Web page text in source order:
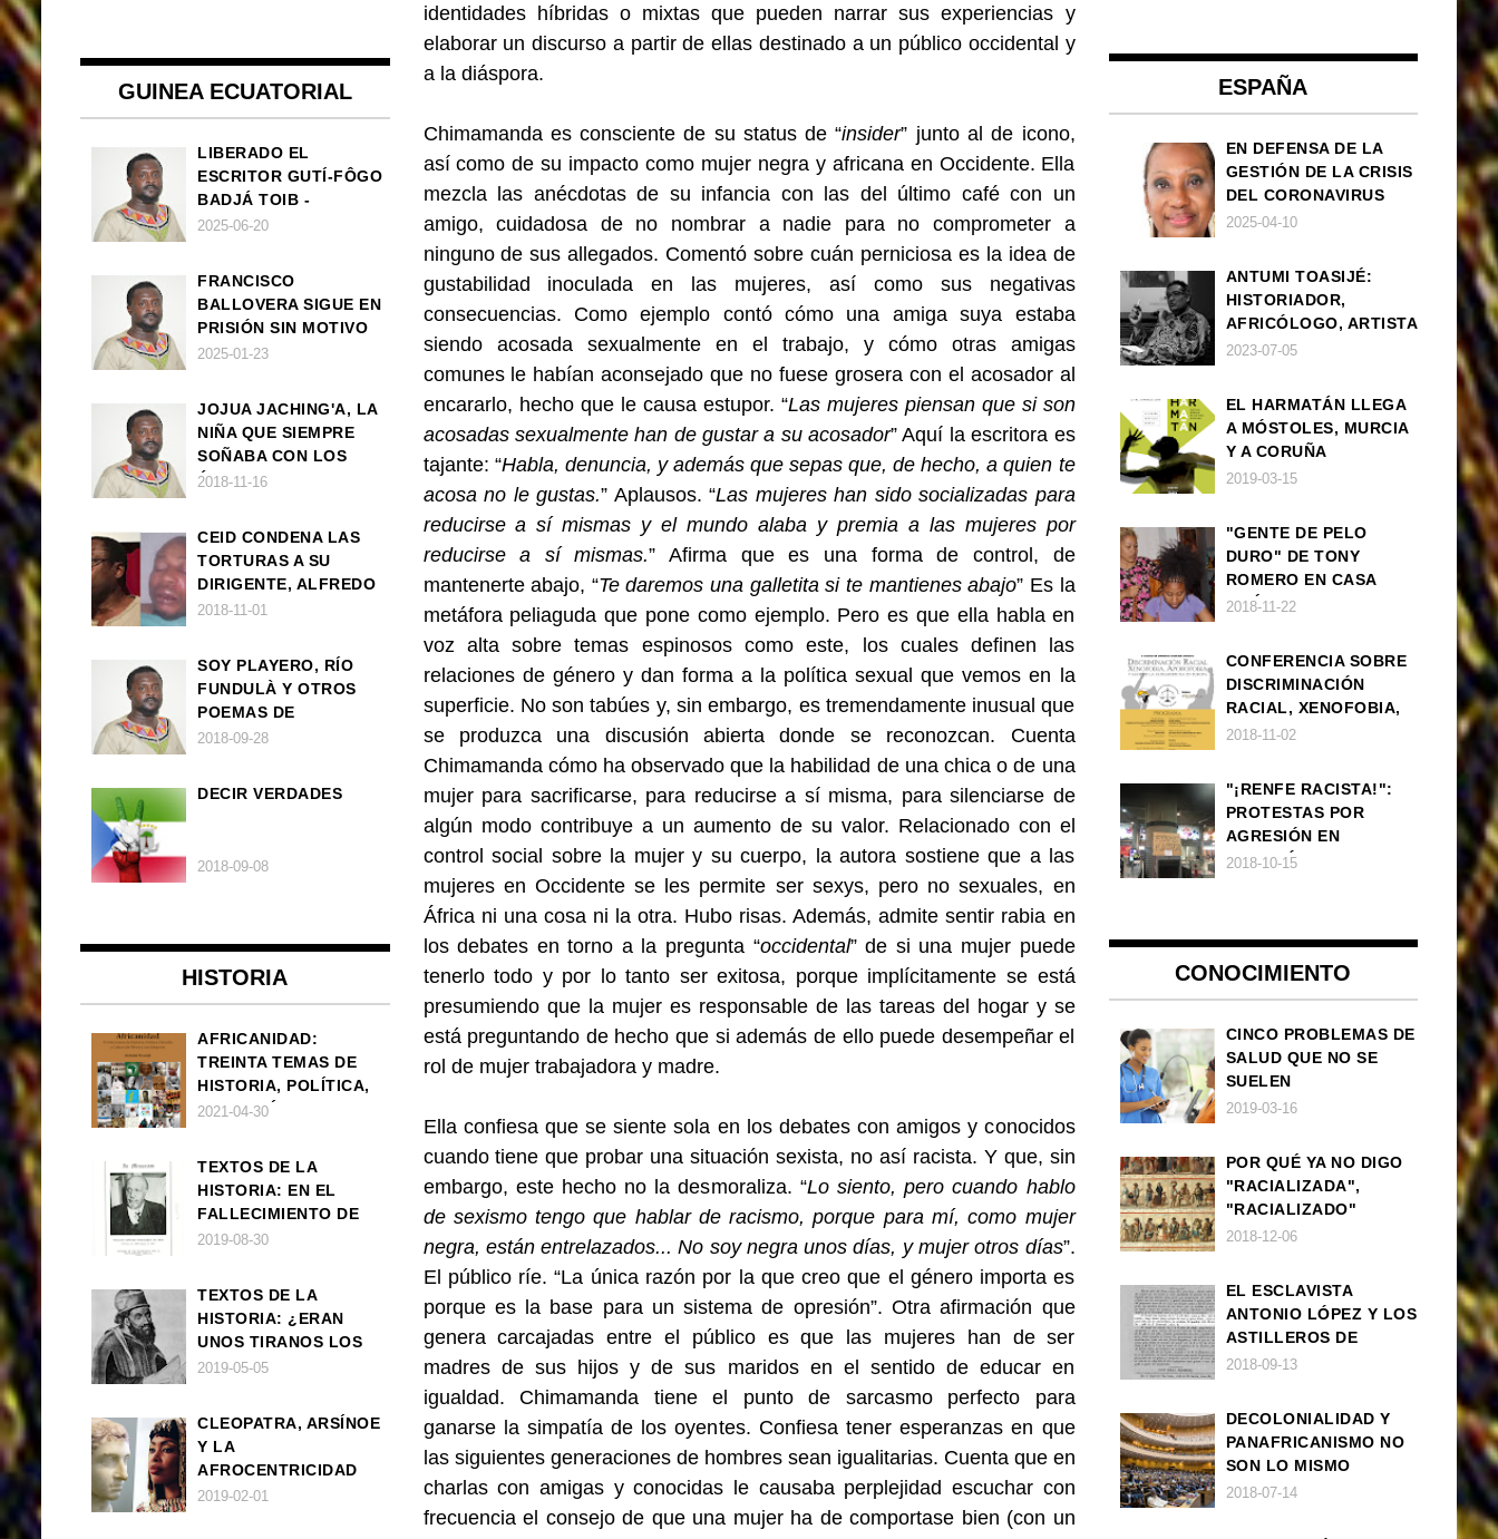
identidades híbridas o mixtas que pueden narrar sus experiencias y
elaborar un discurso a partir de ellas destinado a un público occidental y
a la diáspora.
Chimamanda es consciente de su status de “insider” junto al de icono,
así como de su impacto como mujer negra y africana en Occidente. Ella
mezcla las anécdotas de su infancia con las del último café con un
amigo, cuidadosa de no nombrar a nadie para no comprometer a
ninguno de sus allegados. Comentó sobre cuán perniciosa es la idea de
gustabilidad inoculada en las mujeres, así como sus negativas
consecuencias. Como ejemplo contó cómo una amiga suya estaba
siendo acosada sexualmente en el trabajo, y cómo otras amigas
comunes le habían aconsejado que no fuese grosera con el acosador al
encararlo, hecho que le causa estupor. “Las mujeres piensan que si son
acosadas sexualmente han de gustar a su acosador” Aquí la escritora es
tajante: “Habla, denuncia, y además que sepas que, de hecho, a quien te
acosa no le gustas.” Aplausos. “Las mujeres han sido socializadas para
reducirse a sí mismas y el mundo alaba y premia a las mujeres por
reducirse a sí mismas.” Afirma que es una forma de control, de
mantenerte abajo, “Te daremos una galletita si te mantienes abajo” Es la
metáfora peliaguda que pone como ejemplo. Pero es que ella habla en
voz alta sobre temas espinosos como este, los cuales definen las
relaciones de género y dan forma a la política sexual que vemos en la
superficie. No son tabúes y, sin embargo, es tremendamente inusual que
se produzca una discusión abierta donde se reconozcan. Cuenta
Chimamanda cómo ha observado que la habilidad de una chica o de una
mujer para sacrificarse, para reducirse a sí misma, para silenciarse de
algún modo contribuye a un aumento de su valor. Relacionado con el
control social sobre la mujer y su cuerpo, la autora sostiene que a las
mujeres en Occidente se les permite ser sexys, pero no sexuales, en
África ni una cosa ni la otra. Hubo risas. Además, admite sentir rabia en
los debates en torno a la pregunta “occidental” de si una mujer puede
tenerlo todo y por lo tanto ser exitosa, porque implícitamente se está
presumiendo que la mujer es responsable de las tareas del hogar y se
está preguntando de hecho que si además de ello puede desempeñar el
rol de mujer trabajadora y madre.
Ella confiesa que se siente sola en los debates con amigos y conocidos
cuando tiene que probar una situación sexista, no así racista. Y que, sin
embargo, este hecho no la desmoraliza. “Lo siento, pero cuando hablo
de sexismo tengo que hablar de racismo, porque para mí, como mujer
negra, están entrelazados... No soy negra unos días, y mujer otros días”.
El público ríe. “La única razón por la que creo que el género importa es
porque es la base para un sistema de opresión”. Otra afirmación que
genera carcajadas entre el público es que las mujeres han de ser
madres de sus hijos y de sus maridos en el sentido de educar en
igualdad. Chimamanda tiene el punto de sarcasmo perfecto para
ganarse la simpatía de los oyentes. Confiesa tener esperanzas en que
las siguientes generaciones de hombres sean igualitarias. Cuenta que en
charlas con amigas y conocidas le causaba perplejidad escuchar con
frecuencia el consejo de que una mujer ha de comportase bien (con un
GUINEA ECUATORIAL
LIBERADO EL
ESCRITOR GUTÍ-FÔGO
BADJÁ TOIB -
FRANCISCO
2025-06-20
FRANCISCO
BALLOVERA SIGUE EN
PRISIÓN SIN MOTIVO
ALGUNO
2025-01-23
JOJUA JACHING'A, LA
NIÑA QUE SIEMPRE
SOÑABA CON LOS
ÁNGELES (UN CUENTO
2018-11-16
CEID CONDENA LAS
TORTURAS A SU
DIRIGENTE, ALFREDO
OKENVE
2018-11-01
SOY PLAYERO, RÍO
FUNDULÀ Y OTROS
POEMAS DE
FRANCISCO
2018-09-28
DECIR VERDADES
2018-09-08
HISTORIA
AFRICANIDAD:
TREINTA TEMAS DE
HISTORIA, POLÍTICA,
FILOSOFÍA Y CULTURA
2021-04-30
TEXTOS DE LA
HISTORIA: EN EL
FALLECIMIENTO DE
W.E.B. DU BOIS
2019-08-30
TEXTOS DE LA
HISTORIA: ¿ERAN
UNOS TIRANOS LOS
FARAONES?
2019-05-05
CLEOPATRA, ARSÍNOE
Y LA
AFROCENTRICIDAD
MAL ENTENDIDA
2019-02-01
ESPAÑA
EN DEFENSA DE LA
GESTIÓN DE LA CRISIS
DEL CORONAVIRUS
POR PARTE DEL
2025-04-10
ANTUMI TOASIJÉ:
HISTORIADOR,
AFRICÓLOGO, ARTISTA
2023-07-05
EL HARMATÁN LLEGA
A MÓSTOLES, MURCIA
Y A CORUÑA
2019-03-15
"GENTE DE PELO
DURO" DE TONY
ROMERO EN CASA
AMÉRICA
2018-11-22
CONFERENCIA SOBRE
DISCRIMINACIÓN
RACIAL, XENOFOBIA,
APOROFOBIA Y AUGE
2018-11-02
"¡RENFE RACISTA!":
PROTESTAS POR
AGRESIÓN EN
ESTACIÓN DE TREN DE
2018-10-15
CONOCIMIENTO
CINCO PROBLEMAS DE
SALUD QUE NO SE
SUELEN
DIAGNOSTICAR BIEN
2019-03-16
POR QUÉ YA NO DIGO
"RACIALIZADA",
"RACIALIZADO"
2018-12-06
EL ESCLAVISTA
ANTONIO LÓPEZ Y LOS
ASTILLEROS DE
NAVANTIA
2018-09-13
DECOLONIALIDAD Y
PANAFRICANISMO NO
SON LO MISMO
2018-07-14